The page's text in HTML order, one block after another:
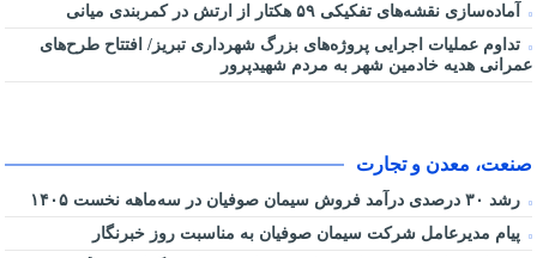
آماده‌سازی نقشه‌های تفکیکی ۵۹ هکتار از ارتش در کمربندی میانی
تداوم عملیات اجرایی پروژه‌های بزرگ شهرداری تبریز/ افتتاح طرح‌های
عمرانی هدیه خادمین شهر به مردم شهیدپرور
صنعت، معدن و تجارت
رشد ۳۰ درصدی درآمد فروش سیمان صوفیان در سه‌ماهه نخست ۱۴۰۵
پیام مدیرعامل شرکت سیمان صوفیان به مناسبت روز خبرنگار